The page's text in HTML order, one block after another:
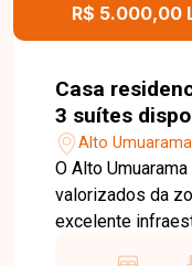
R$ 5.000,00
Casa
3 suítes
venda no
Uberlândia -
Alto
O Alto
valorizados da
excelente